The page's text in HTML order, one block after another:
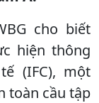
cho biết
hiện thông
(IFC), một
toàn cầu tập